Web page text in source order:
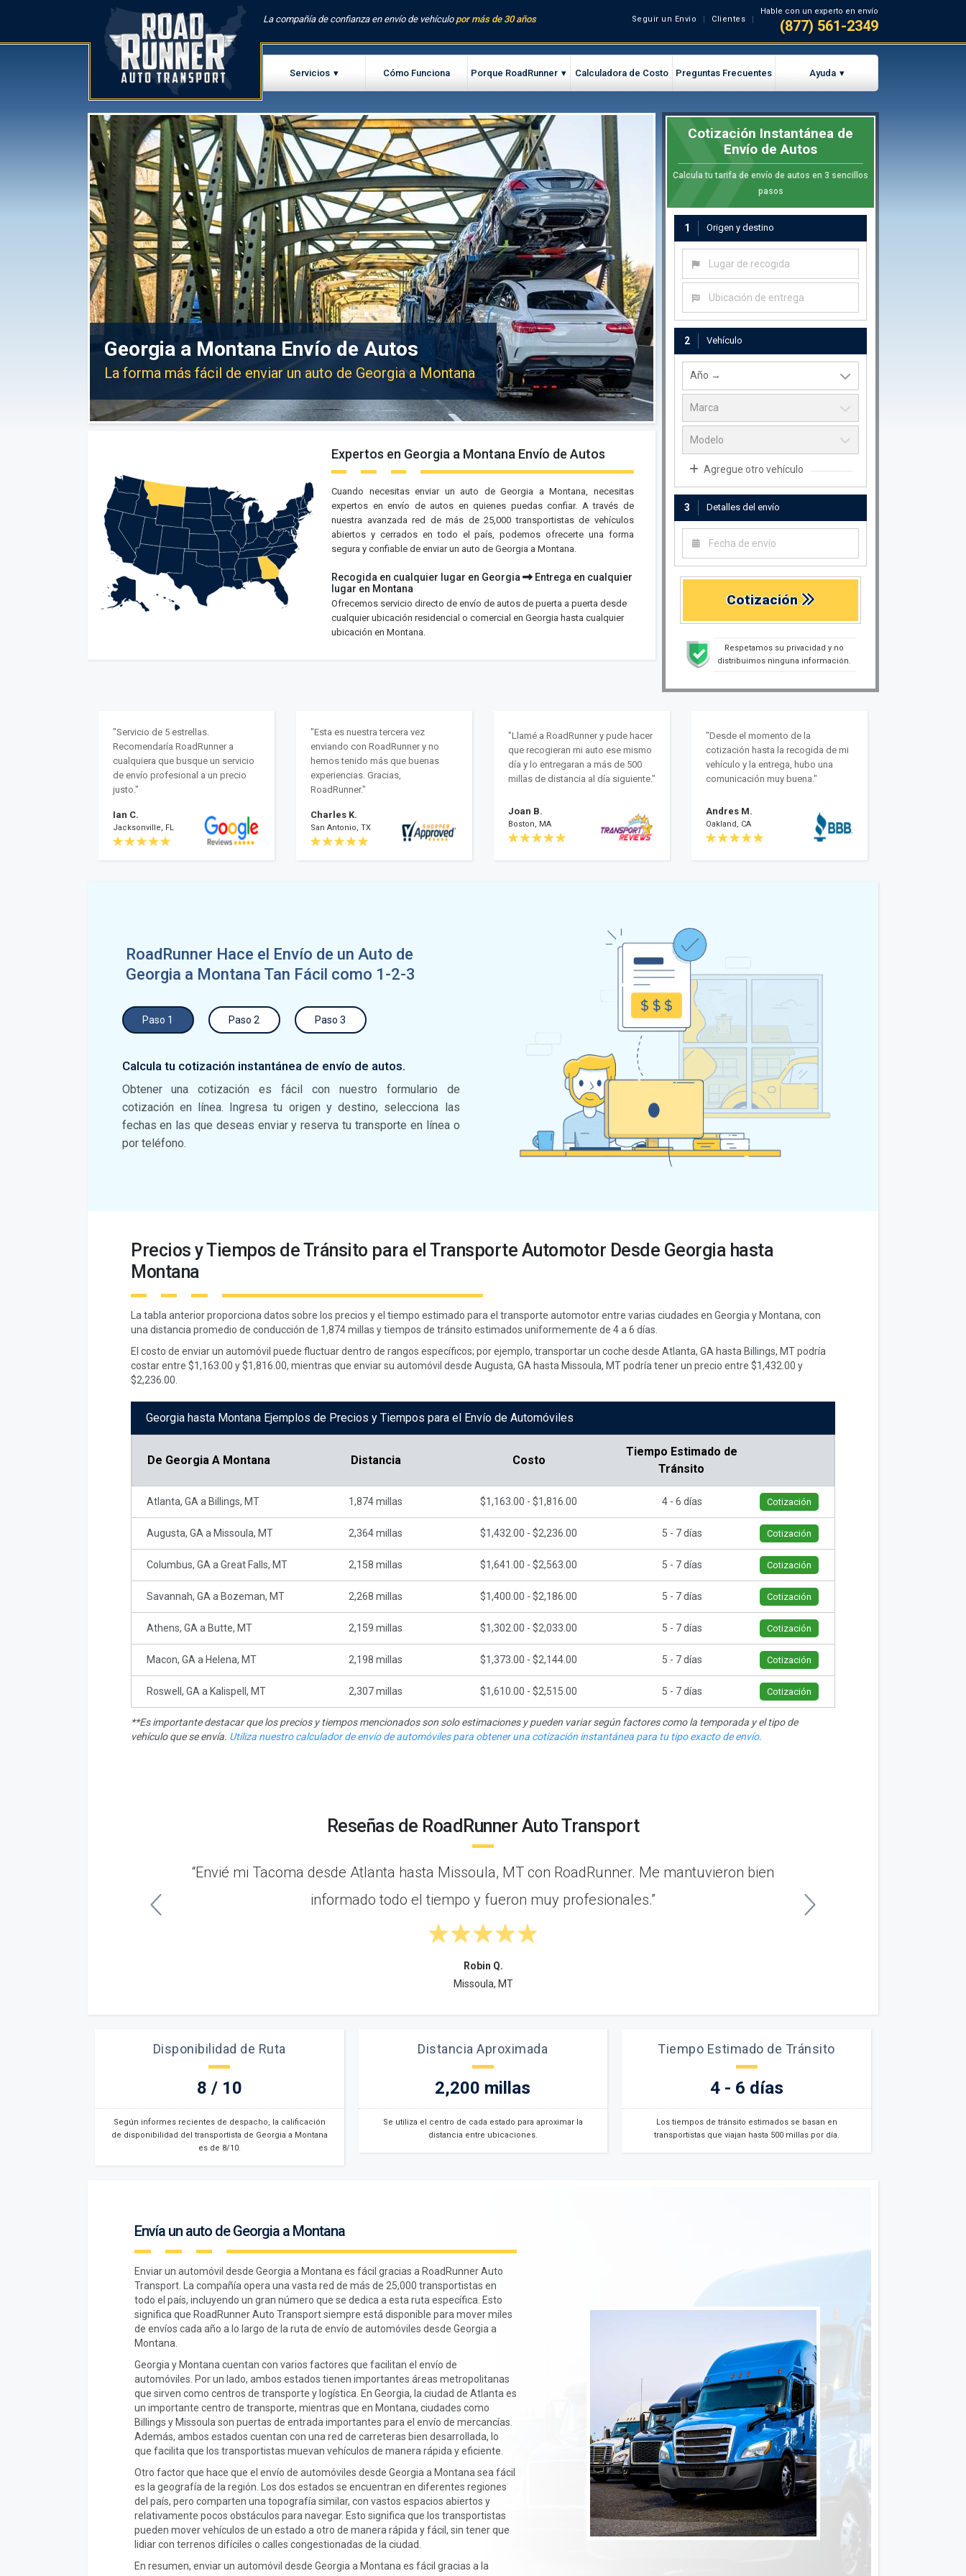
La compañía de confianza en envío de vehículopor más de 30 años Seguir un Envio Clientes
Hable con un experto en envío
(877) 561-2349
Servicios Cómo Funciona Porque RoadRunner Calculadora de Costo Preguntas Frecuentes Ayuda
Georgia a Montana Envío de Autos
La forma más fácil de enviar un auto de Georgia a Montana
Expertos en Georgia a Montana Envío de Autos
Cuando necesitas enviar un auto de Georgia a Montana, necesitas
expertos en envío de autos en quienes puedas confiar. A través de
nuestra avanzada red de más de 25,000 transportistas de vehículos
abiertos y cerrados en todo el país, podemos ofrecerte una forma
segura y confiable de enviar un auto de Georgia a Montana.
Recogida en cualquier lugar en Georgia
Entrega en cualquier
lugar en Montana
Ofrecemos servicio directo de envío de autos de puerta a puerta desde
cualquier ubicación residencial o comercial en Georgia hasta cualquier
ubicación en Montana.
Cotización Instantánea de
Envío de Autos
Calcula tu tarifa de envío de autos en 3 sencillos
pasos
1 Origen y destino
Lugar de recogida
Ubicación de entrega
2 Vehículo
Agregue otro vehículo
3 Detalles del envío
Cotización
Respetamos su privacidad y no
distribuimos ninguna información.
"Servicio de 5 estrellas.
Recomendaría RoadRunner a
cualquiera que busque un servicio
de envío profesional a un precio
justo."
Ian C.
Jacksonville, FL
"Esta es nuestra tercera vez
enviando con RoadRunner y no
hemos tenido más que buenas
experiencias. Gracias,
RoadRunner."
Charles K.
San Antonio, TX
"Llamé a RoadRunner y pude hacer
que recogieran mi auto ese mismo
día y lo entregaran a más de 500
millas de distancia al día siguiente."
Joan B.
Boston, MA
"Desde el momento de la
cotización hasta la recogida de mi
vehículo y la entrega, hubo una
comunicación muy buena."
Andres M.
Oakland, CA
RoadRunner Hace el Envío de un Auto de
Georgia a Montana Tan Fácil como 1-2-3
Paso 1 Paso 2 Paso 3
Calcula tu cotización instantánea de envío de autos.
Obtener una cotización es fácil con nuestro formulario de
cotización en línea. Ingresa tu origen y destino, selecciona las
fechas en las que deseas enviar y reserva tu transporte en línea o
por teléfono.
Precios y Tiempos de Tránsito para el Transporte Automotor Desde Georgia hasta
Montana
La tabla anterior proporciona datos sobre los precios y el tiempo estimado para el transporte automotor entre varias ciudades en Georgia y Montana, con
una distancia promedio de conducción de 1,874 millas y tiempos de tránsito estimados uniformemente de 4 a 6 días.
El costo de enviar un automóvil puede fluctuar dentro de rangos específicos; por ejemplo, transportar un coche desde Atlanta, GA hasta Billings, MT podría
costar entre $1,163.00 y $1,816.00, mientras que enviar su automóvil desde Augusta, GA hasta Missoula, MT podría tener un precio entre $1,432.00 y
$2,236.00.
Georgia hasta Montana Ejemplos de Precios y Tiempos para el Envío de Automóviles
De Georgia A Montana Distancia Costo
Tiempo Estimado de
Tránsito
Atlanta, GA a Billings, MT 1,874millas $1,163.00 - $1,816.00 4 - 6 días Cotización
Augusta, GA a Missoula, MT 2,364millas $1,432.00 - $2,236.00 5 - 7 días Cotización
Columbus, GA a Great Falls, MT 2,158 millas $1,641.00 - $2,563.00 5 - 7 días Cotización
Savannah, GA a Bozeman, MT 2,268 millas $1,400.00 - $2,186.00 5 - 7 días Cotización
Athens, GA a Butte, MT 2,159 millas $1,302.00 - $2,033.00 5 - 7 días Cotización
Macon, GA a Helena, MT 2,198 millas $1,373.00 - $2,144.00 5 - 7 días Cotización
Roswell, GA a Kalispell, MT 2,307millas $1,610.00 - $2,515.00 5 - 7 días Cotización
**Es importante destacar que los precios y tiempos mencionados son solo estimaciones y pueden variar según factores como la temporada y el tipo de
vehículo que se envía. Utiliza nuestro calculador de envío de automóviles para obtener una cotización instantánea para tu tipo exacto de envío.
Reseñas de RoadRunner Auto Transport
“Envié mi Tacoma desde Atlanta hasta Missoula, MT con RoadRunner. Me mantuvieron bien
informado todo el tiempo y fueron muy profesionales.”
Robin Q.
Missoula, MT
Disponibilidad de Ruta
8 / 10
Según informes recientes de despacho, la calificación
de disponibilidad del transportista de Georgia a Montana
es de 8/10.
Distancia Aproximada
2,200 millas
Se utiliza el centro de cada estado para aproximar la
distancia entre ubicaciones.
Tiempo Estimado de Tránsito
4 - 6 días
Los tiempos de tránsito estimados se basan en
transportistas que viajan hasta 500 millas por día.
Envía un auto de Georgia a Montana
Enviar un automóvil desde Georgia a Montana es fácil gracias a RoadRunner Auto
Transport. La compañía opera una vasta red de más de 25,000 transportistas en
todo el país, incluyendo un gran número que se dedica a esta ruta específica. Esto
significa que RoadRunner Auto Transport siempre está disponible para mover miles
de envíos cada año a lo largo de la ruta de envío de automóviles desde Georgia a
Montana.
Georgia y Montana cuentan con varios factores que facilitan el envío de
automóviles. Por un lado, ambos estados tienen importantes áreas metropolitanas
que sirven como centros de transporte y logística. En Georgia, la ciudad de Atlanta es
un importante centro de transporte, mientras que en Montana, ciudades como
Billings y Missoula son puertas de entrada importantes para el envío de mercancías.
Además, ambos estados cuentan con una red de carreteras bien desarrollada, lo
que facilita que los transportistas muevan vehículos de manera rápida y eficiente.
Otro factor que hace que el envío de automóviles desde Georgia a Montana sea fácil
es la geografía de la región. Los dos estados se encuentran en diferentes regiones
del país, pero comparten una topografía similar, con vastos espacios abiertos y
relativamente pocos obstáculos para navegar. Esto significa que los transportistas
pueden mover vehículos de un estado a otro de manera rápida y fácil, sin tener que
lidiar con terrenos difíciles o calles congestionadas de la ciudad.
En resumen, enviar un automóvil desde Georgia a Montana es fácil gracias a la